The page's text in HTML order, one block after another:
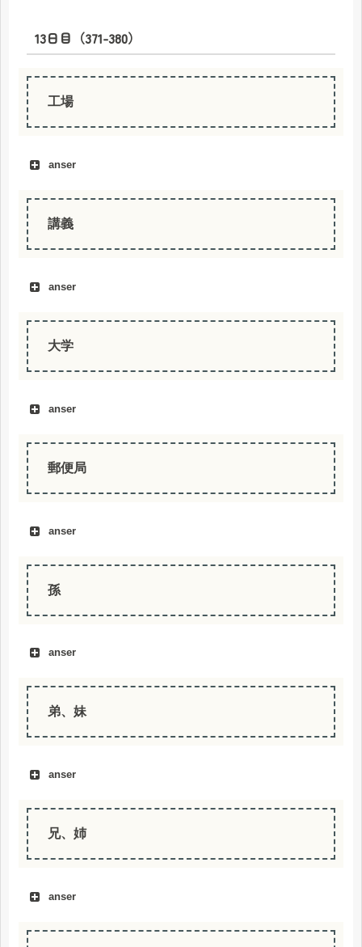
kepala
13日目（371-380）
工場
anser
講義
anser
大学
anser
郵便局
anser
孫
anser
弟、妹
anser
兄、姉
anser